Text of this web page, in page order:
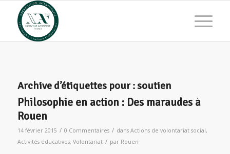
Archive d’étiquettes pour :soutien
Philosophie en action : Des maraudes à
Rouen
14 février 2015 / 0 Commentaires / dans Actions de volontariat social,
Activités éducatives, Volontariat / par Rouen